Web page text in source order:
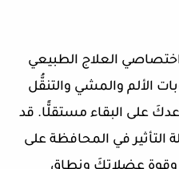
العلاج الطبيعي
الألم والمشي والتنقُّل
على البقاء مستقلًّا. قد
التأثير في المحافظة على